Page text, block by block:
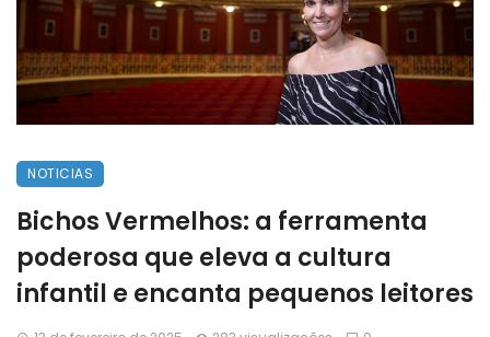
NOTICIAS
Bichos Vermelhos: a ferramenta
poderosa que eleva a cultura
infantil e encanta pequenos leitores